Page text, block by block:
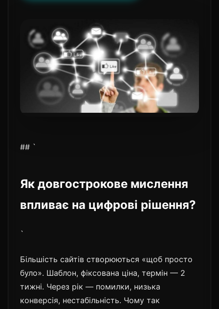
## `
Як довгострокове мислення
впливає на цифрові рішення?
`
Більшість сайтів створюються «щоб просто
було». Шаблон, фіксована ціна, термін — 2
тижні. Через рік — помилки, низька
конверсія, нестабільність. Чому так